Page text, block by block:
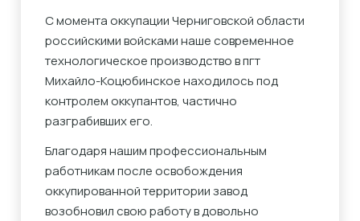
С момента оккупации Черниговской области
российскими войсками наше современное
технологическое производство в пгт
Михайло-Коцюбинское находилось под
контролем оккупантов, частично
разграбивших его.
Благодаря нашим профессиональным
работникам после освобождения
оккупированной территории завод
возобновил свою работу в довольно